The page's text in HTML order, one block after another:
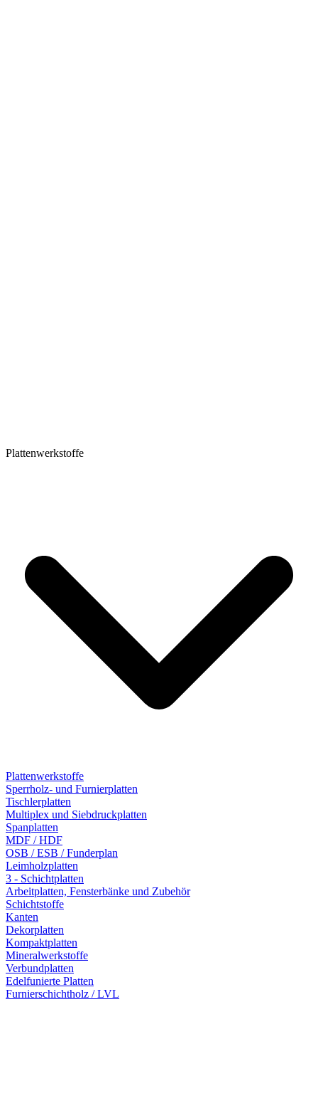
Plattenwerkstoffe
Plattenwerkstoffe
Sperrholz- und Furnierplatten
Tischlerplatten
Multiplex und Siebdruckplatten
Spanplatten
MDF / HDF
OSB / ESB / Funderplan
Leimholzplatten
3 - Schichtplatten
Arbeitplatten, Fensterbänke und Zubehör
Schichtstoffe
Kanten
Dekorplatten
Kompaktplatten
Mineralwerkstoffe
Verbundplatten
Edelfunierte Platten
Furnierschichtholz / LVL